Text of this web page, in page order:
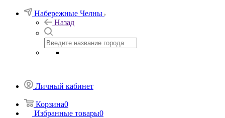
Набережные Челны
Назад
Личный кабинет
Корзина0
Избранные товары0